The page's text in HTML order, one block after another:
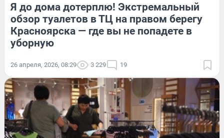
Я до дома дотерплю! Экстремальный
обзор туалетов в ТЦ на правом берегу
Красноярска — где вы не попадете в
уборную
26 апреля, 2026, 08:29 3 229 19